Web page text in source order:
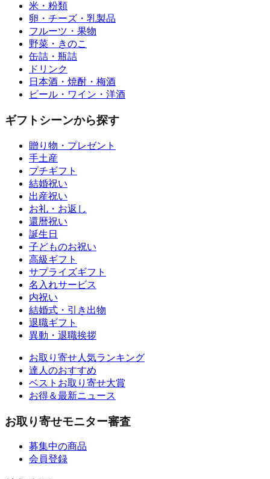
米・粉類
卵・チーズ・乳製品
フルーツ・果物
野菜・きのこ
缶詰・瓶詰
ドリンク
日本酒・焼酎・梅酒
ビール・ワイン・洋酒
ギフトシーンから探す
贈り物・プレゼント
手土産
プチギフト
結婚祝い
出産祝い
お礼・お返し
還暦祝い
誕生日
子どものお祝い
高級ギフト
サプライズギフト
名入れサービス
内祝い
結婚式・引き出物
退職ギフト
異動・退職挨拶
お取り寄せ人気ランキング
達人のおすすめ
ベストお取り寄せ大賞
お得＆最新ニュース
お取り寄せモニター審査
募集中の商品
会員登録